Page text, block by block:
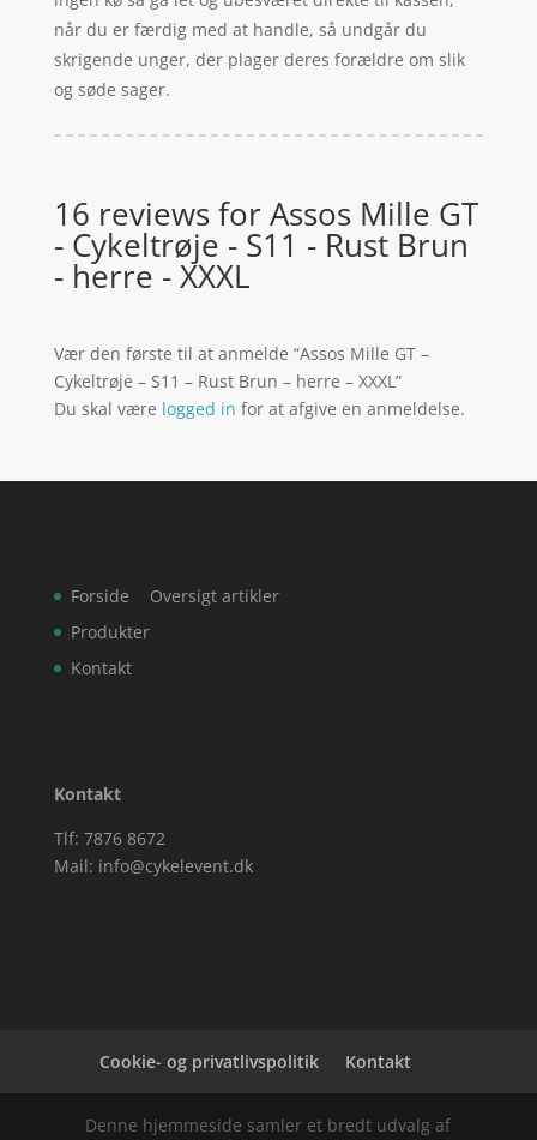
når du er færdig med at handle, så undgår du
skrigende unger, der plager deres forældre om slik
og søde sager.
16 reviews forAssos Mille GT
- Cykeltrøje - S11 - Rust Brun
- herre - XXXL
Vær den første til at anmelde “Assos Mille GT –
Cykeltrøje – S11 – Rust Brun – herre – XXXL”
Du skal være logged in for at afgive en anmeldelse.
Forside
Produkter
Kontakt
Oversigt artikler
Kontakt
Tlf: 7876 8672
Mail: info@cykelevent.dk
Cookie- og privatlivspolitik Kontakt
Denne hjemmeside samler et bredt udvalg af